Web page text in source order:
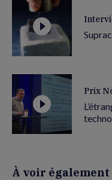
Prix
À voir également